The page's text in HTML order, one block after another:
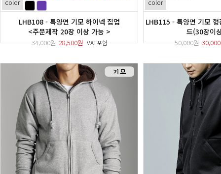
color
LHB108 - 특양면 기모 하이넥 집업
<주문제작 20장 이상 가능 >
34,000원 28,500원VAT포함
color
LHB115 - 특양면 기모
드(30장이
50,000원